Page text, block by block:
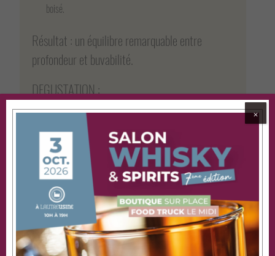
boisé.
Résultat : un équilibre remarquable entre
profondeur et buvabilité.
DEGUSTATION :
Cerise noire, violette, mûre, touche
minérale.
Bouche : Matière juteuse, tanins fins mais
affirmés, belle énergie.
Finale :Longue, élégante, légèrement fumée –
la signature de Javernières.
⨉